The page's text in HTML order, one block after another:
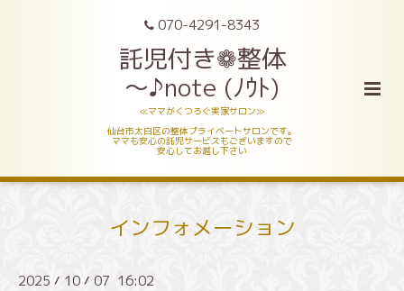
070-4291-8343
託児付き❁整体
～♪note (ﾉｳﾄ)
≪ママがくつろぐ実家サロン≫
仙台市太白区の整体プライベートサロンです。
ママも安心の託児サービスもございますので
安心してお越し下さい
インフォメーション
2025 / 10 / 07 16:02